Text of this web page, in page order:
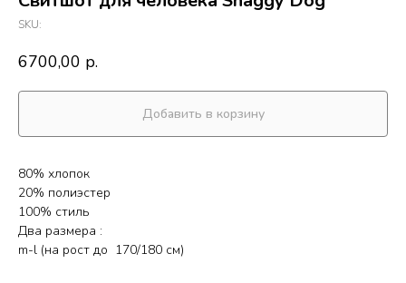
SKU:
6700,00 р.
Добавить в корзину
80% хлопок
20% полиэстер
100% стиль
Два размера :
m-l (на рост до 170/180 см)